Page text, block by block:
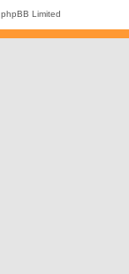
Limited